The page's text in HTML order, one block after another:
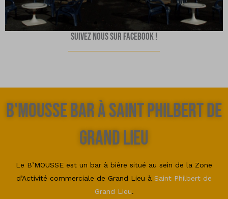
Suivez nous sur Facebook !
B'Mousse BAR à Saint Philbert de
grand lieu
Le B’MOUSSE est un bar à bière situé au sein de la Zone
d’Activité commerciale de Grand Lieu à Saint Philbert de
Grand Lieu.